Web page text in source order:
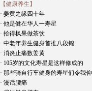
【健康养生】
· 姜黄之缘四十年
· 他是健在华人一寿星
· 拾得枫果做茶饮
· 中老年养生健身首推八段锦
· 消炎止痛数姜黄
· 105岁的文化寿星是这样修成的
· 那些骑自行车健身的寿星们令我仰
· 漫话腰痛